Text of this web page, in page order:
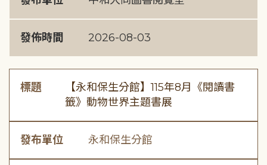
發佈時間 2026-08-03
標題
【永和保生分館】115年8月《閱讀書
籤》動物世界主題書展
發布單位 永和保生分館